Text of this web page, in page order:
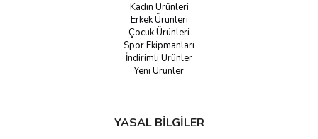
Kadın Ürünleri
Erkek Ürünleri
Çocuk Ürünleri
Spor Ekipmanları
İndirimli Ürünler
Yeni Ürünler
YASAL BİLGİLER